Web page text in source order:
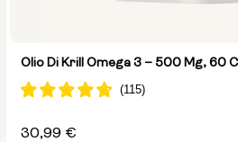
Olio Di Krill Omega 3 – 500 Mg, 60
Prezzo
30,99 €